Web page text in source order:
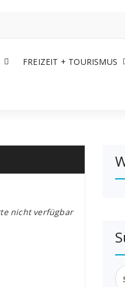
FREIZEIT + TOURISMUS
nicht verfügbar